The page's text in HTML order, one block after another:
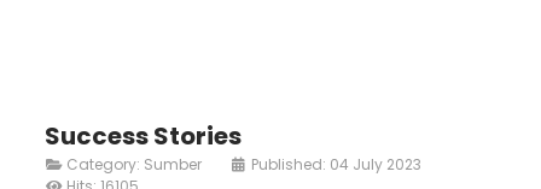
Success Stories
Category: Sumber
Published: 04 July 2023